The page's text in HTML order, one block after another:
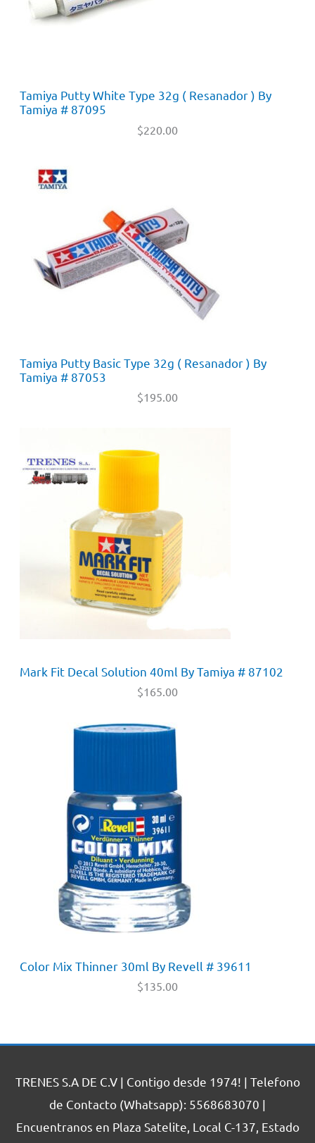
Tamiya Putty White Type 32g ( Resanador ) By
Tamiya # 87095
$220.00
Tamiya Putty Basic Type 32g ( Resanador ) By
Tamiya # 87053
$195.00
Mark Fit Decal Solution 40ml By Tamiya # 87102
$165.00
Color Mix Thinner 30ml By Revell # 39611
$135.00
TRENES S.A DE C.V | Contigo desde 1974! | Telefono
de Contacto (Whatsapp): 5568683070 |
Encuentranos en Plaza Satelite, Local C-137, Estado